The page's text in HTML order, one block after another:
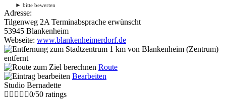
► bitte bewerten
Adresse:
Tilgenweg 2A Terminabsprache erwünscht
53945 Blankenheim
Webseite: www.blankenheimerdorf.de
1 km von Blankenheim (Zentrum)
entfernt
Route
Bearbeiten
Studio Bernadette
0/50 ratings